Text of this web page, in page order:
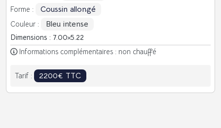
Forme : Coussin allongé
Couleur : Bleu intense
Dimensions : 7.00 5.22
Informations complémentaires : non chauffé
Tarif : 2200€ TTC